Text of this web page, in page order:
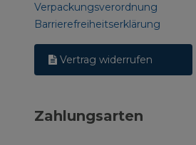
Verpackungsverordnung
Barrierefreiheitserklärung
Vertrag widerrufen
Zahlungsarten